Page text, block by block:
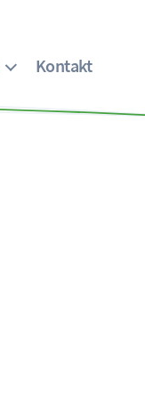
Kontakt